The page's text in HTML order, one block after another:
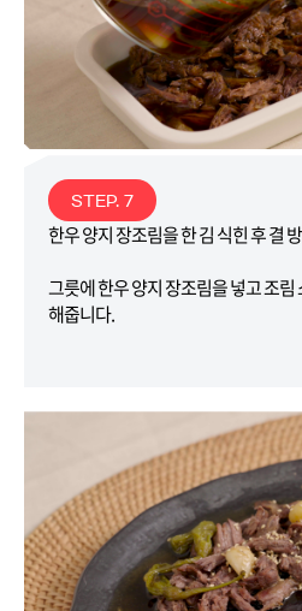
STEP. 7
한우 양지 장조림을 한 김 식힌 후 결
그릇에 한우 양지 장조림을 넣고 조림
해줍니다.